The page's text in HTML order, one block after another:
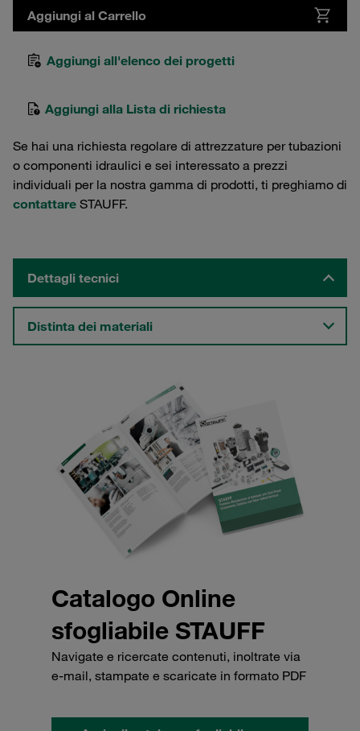
Aggiungi al Carrello
Aggiungi all'elenco dei progetti
Aggiungi alla Lista di richiesta
Se hai una richiesta regolare di attrezzature per tubazioni
o componenti idraulici e sei interessato a prezzi
individuali per la nostra gamma di prodotti, ti preghiamo di
contattare STAUFF.
Dettagli tecnici
Distinta dei materiali
Catalogo Online
sfogliabile STAUFF
Navigate e ricercate contenuti, inoltrate via
e-mail, stampate e scaricate in formato PDF